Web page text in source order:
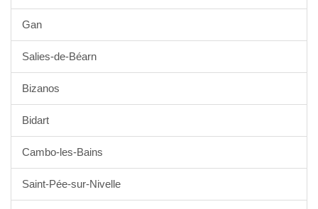
Gan
Salies-de-Béarn
Bizanos
Bidart
Cambo-les-Bains
Saint-Pée-sur-Nivelle